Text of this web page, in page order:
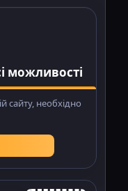
можливості
сайту, необхідно